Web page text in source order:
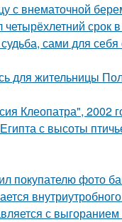
с внематочной
срок
сами для себя
для жительницы
Клеопатра", 2002
с высоты
фото
с выгоранием